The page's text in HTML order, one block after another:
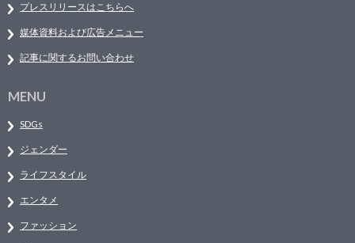
プレスリリースはこちらへ
媒体資料および広告メニュー
記事に関するお問い合わせ
MENU
SDGs
ジェンダー
ライフスタイル
エンタメ
ファッション